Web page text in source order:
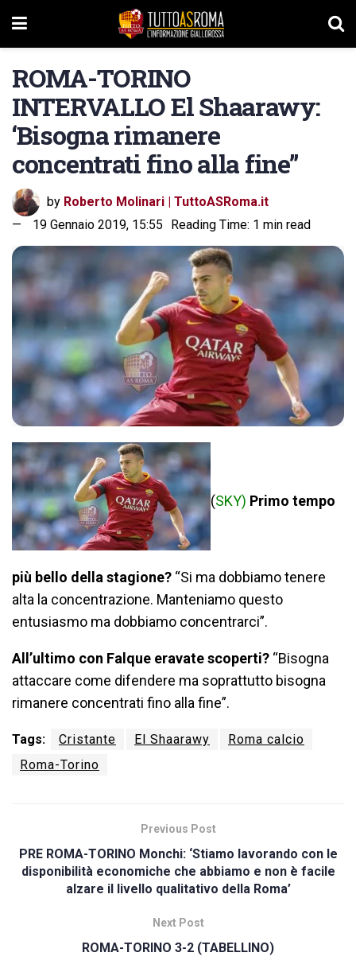
ROMA-TORINO
INTERVALLO El Shaarawy:
‘Bisogna rimanere
concentrati fino alla fine”
by Roberto Molinari | TuttoASRoma.it
19 Gennaio 2019, 15:55
Reading Time: 1 min read
(SKY) Primo tempo
più bello della stagione? “Si ma dobbiamo tenere
alta la concentrazione. Manteniamo questo
entusiasmo ma dobbiamo concentrarci”.
All’ultimo con Falque eravate scoperti? “Bisogna
attaccare come difendere ma soprattutto bisogna
rimanere concentrati fino alla fine”.
Tags: Cristante El Shaarawy
Roma calcio
Roma-Torino
Previous Post
PRE ROMA-TORINO Monchi: ‘Stiamo lavorando con le
disponibilità economiche che abbiamo e non è facile
alzare il livello qualitativo della Roma’
Next Post
ROMA-TORINO 3-2 (TABELLINO)